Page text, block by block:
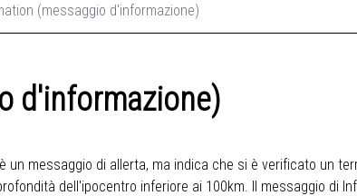
(messaggio d'informazione)
d'informazione)
un messaggio di allerta, ma indica che si è verificato un
dell'ipocentro inferiore ai 100km. Il messaggio di